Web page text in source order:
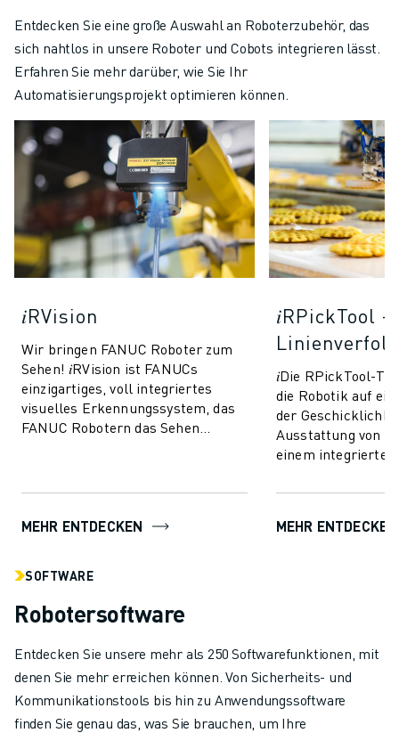
Entdecken Sie eine große Auswahl an Roboterzubehör, das
sich nahtlos in unsere Roboter und Cobots integrieren lässt.
Erfahren Sie mehr darüber, wie Sie Ihr
Automatisierungsprojekt optimieren können.
𝑖RVision
Wir bringen FANUC Roboter zum
Sehen! 𝑖RVision ist FANUCs
einzigartiges, voll integriertes
visuelles Erkennungssystem, das
FANUC Robotern das Sehen
MEHR ENTDECKEN
𝑖RPickTool
𝑖Die RPickTool-
die Robotik auf
der
Ausstattung von
einem integrierten
sie eine Art
MEHR ENTDECKEN
SOFTWARE
Robotersoftware
Entdecken Sie unsere mehr als 250 Softwarefunktionen, mit
denen Sie mehr erreichen können. Von Sicherheits- und
Kommunikationstools bis hin zu Anwendungssoftware
finden Sie genau das, was Sie brauchen, um Ihre